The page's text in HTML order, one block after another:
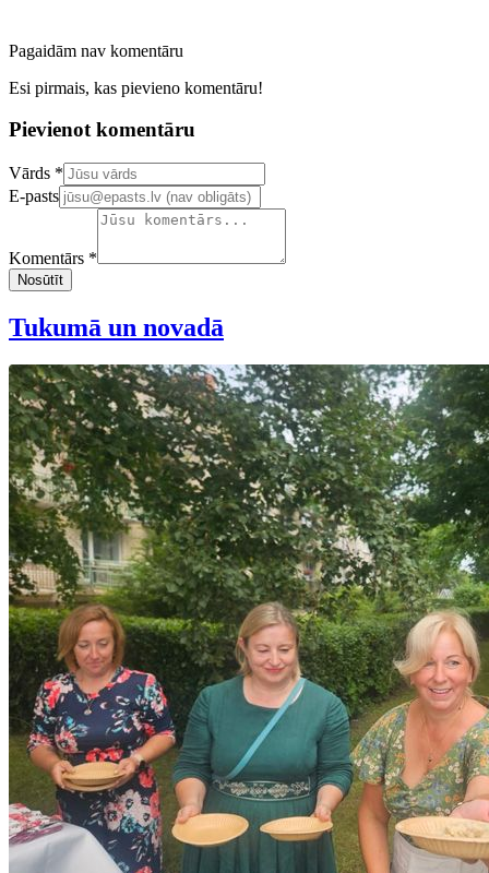
Pagaidām nav komentāru
Esi pirmais, kas pievieno komentāru!
Pievienot komentāru
Confirm your email address
Vārds *
E-pasts
Komentārs *
Nosūtīt
Tukumā un novadā